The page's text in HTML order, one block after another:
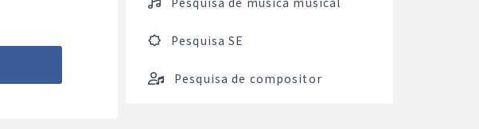
Pesquisa SE
Pesquisa de compositor